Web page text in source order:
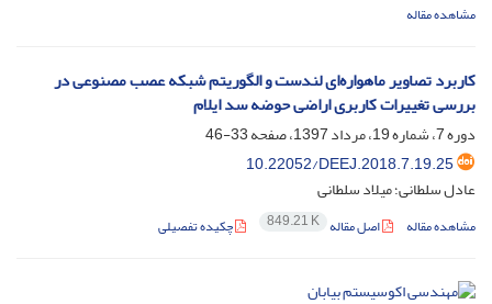
مشاهده مقاله
کاربرد تصاویر ماهواره‌ای لندست و الگوریتم شبکه عصب مصنوعی در
بررسی تغییرات کاربری اراضی حوضه سد ایلام
دوره 7، شماره 19، مرداد 1397، صفحه
33-46
10.22052/DEEJ.2018.7.19.25
عادل سلطانی؛ میلاد سلطانی
مشاهده مقاله اصل مقاله 849.21 K چکیده تفصیلی